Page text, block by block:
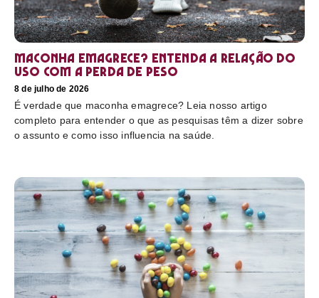
Maconha emagrece? Entenda a relação do
uso com a perda de peso
8 de julho de 2026
É verdade que maconha emagrece? Leia nosso artigo
completo para entender o que as pesquisas têm a dizer sobre
o assunto e como isso influencia na saúde.